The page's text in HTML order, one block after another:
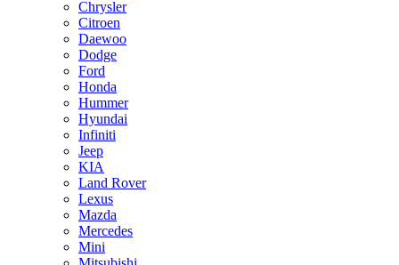
Chrysler
Citroen
Daewoo
Dodge
Ford
Honda
Hummer
Hyundai
Infiniti
Jeep
KIA
Land Rover
Lexus
Mazda
Mercedes
Mini